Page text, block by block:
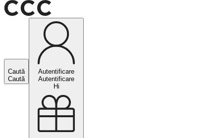
Caută
Caută
Autentificare
Autentificare
Hi